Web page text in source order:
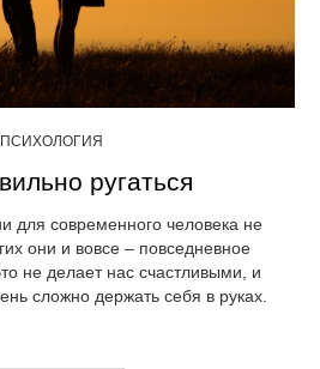
ПСИХОЛОГИЯ
ругаться
для современного человека не
они и вовсе – повседневное
не делает нас счастливыми, и
сложно держать себя в руках.